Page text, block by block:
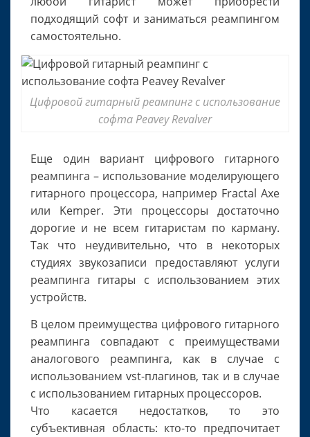
подходящий софт и заниматься реампингом
самостоятельно.
Цифровой гитарный реампинг с использование
софта Peavey Revalver
Еще один вариант цифрового гитарного
реампинга – использование моделирующего
гитарного процессора, например Fractal Axe
или Kemper. Эти процессоры достаточно
дорогие и не всем гитаристам по карману.
Так что неудивительно, что в некоторых
студиях звукозаписи предоставляют услуги
реампинга гитары с использованием этих
устройств.
В целом преимущества цифрового гитарного
реампинга совпадают с преимуществами
аналогового реампинга, как в случае с
использованием vst-плагинов, так и в случае
с использованием гитарных процессоров.
Что касается недостатков, то это
субъективная область: кто-то предпочитает